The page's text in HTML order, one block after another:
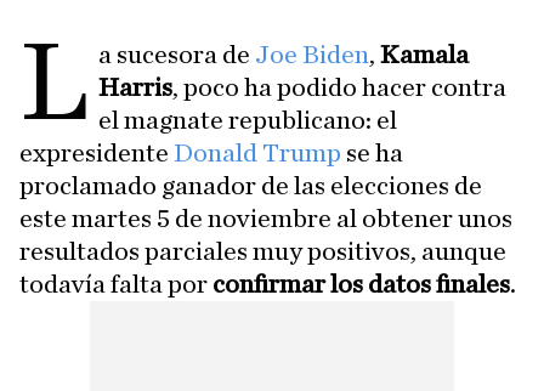
L a sucesora de Joe Biden,Kamala
Harris, poco ha podido hacer contra
el magnate republicano: el
expresidente Donald Trump se ha
proclamado ganador de las elecciones de
este martes 5 de noviembre al obtener unos
resultados parciales muy positivos, aunque
todavía falta por confirmar los datos finales.